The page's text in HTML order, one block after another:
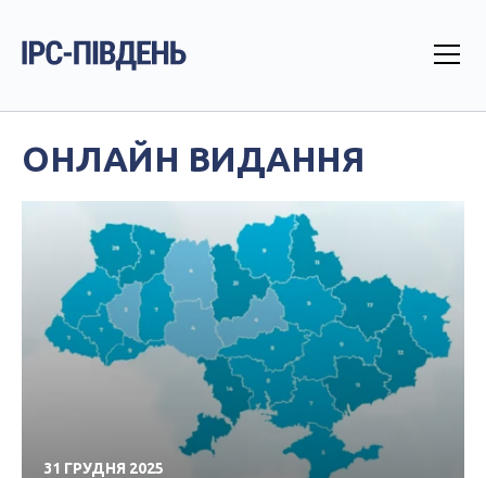
ОНЛАЙН ВИДАННЯ
31 ГРУДНЯ 2025